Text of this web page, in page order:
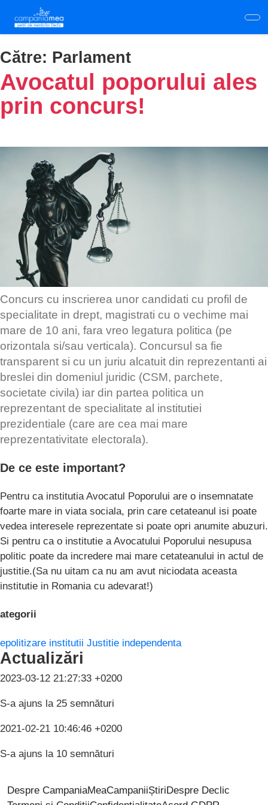
main
content
Către: Parlament
Avocatul poporului ales
prin concurs!
Concurs cu inscrierea unor candidati cu profil de
specialitate in drept, magistrati cu o vechime mai
mare de 10 ani, fara vreo legatura politica (pe
orizontala si/sau verticala). Concursul sa fie
transparent si cu un juriu alcatuit din reprezentanti ai
breslei din domeniul juridic (CSM, parchete,
societate civila) iar din partea politica un
reprezentant de specialitate al institutiei
prezidentiale (care are cea mai mare
reprezentativitate electorala).
De ce este important?
Pentru ca institutia Avocatul Poporului are o insemnatate
foarte mare in viata sociala, prin care cetateanul isi poate
vedea interesele reprezentate si poate opri anumite abuzuri.
Si pentru ca o institutie a Avocatului Poporului nesupusa
politic poate da incredere mai mare cetateanului in actul de
justitie.(Sa nu uitam ca nu am avut niciodata aceasta
institutie in Romania cu adevarat!)
institutii Justitie independenta
Actualizări
2023-03-12 21:27:33 +0200
S-a ajuns la 25 semnături
2021-02-21 10:46:46 +0200
S-a ajuns la 10 semnături
Despre CampaniaMeaCampaniiȘtiri Despre Declic